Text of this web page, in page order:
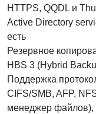
HTTPS, QQDL и
Active Directory
есть
Резервное
HBS 3 (Hybrid
Поддержка
CIFS/SMB, AFP,
менеджер файлов),